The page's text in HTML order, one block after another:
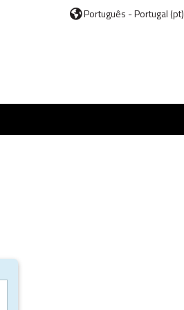
Português - Portugal ‎(pt)‎